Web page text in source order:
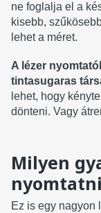
ne foglalja el a
kisebb,
lehet a méret.
A lézer
tintasugaras
lehet, hogy
dönteni. Vagy
Milyen
Ez is egy nagyon